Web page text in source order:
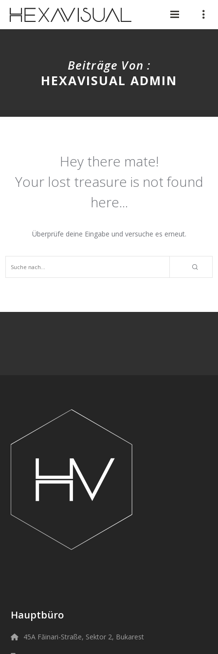
Beiträge Von :
HEXAVISUAL ADMIN
Hey there mate!
Your lost treasure is not found
here...
Überprüfe deine Eingabe und versuche es erneut.
Hauptbüro
45A Făinari-Straße, Sektor 2, Bukarest